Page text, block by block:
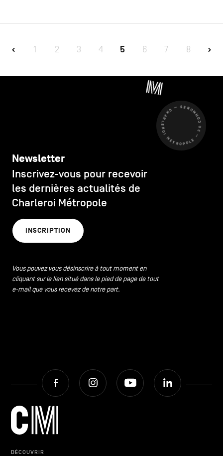
1 2 3 4 5 6 7 8
CHARLEROI MÉTROPOLE — 30 COMMUNES —
Newsletter
Inscrivez-vous pour recevoir
les dernières actualités de
Charleroi Métropole
INSCRIPTION
Vous pouvez vous désinscrire à tout moment en
cliquant sur le lien situé dans le pied de page de tout
e-mail que vous recevez de notre part.
Facebook Instagram Youtube
DÉCOUVRIR